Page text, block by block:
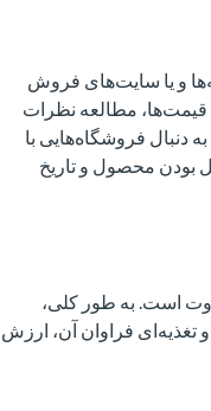
و یا سایت‌های فروش
قیمت‌ها، مطالعه نظرات
دنبال فروشگاه‌هایی با
بودن محصول و تاریخ
است. به طور کلی،
تغذیه‌ای فراوان آن، ارزش